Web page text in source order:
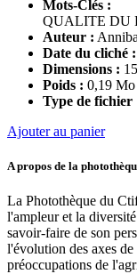
Mots-Clés :
QUALITE DU
Auteur :
Date du cliché :
Dimensions :
Poids : 0,19 Mo
Type de fichier
Ajouter au panier
A propos de la
La Photothèque du
l'ampleur et la
savoir-faire de son
l'évolution des axes
préoccupations de